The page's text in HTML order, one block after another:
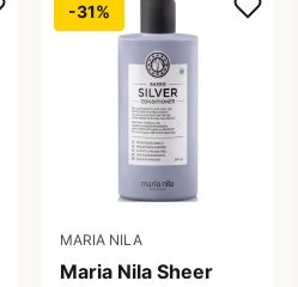
-31%
MARIA NILA
Maria Nila Sheer